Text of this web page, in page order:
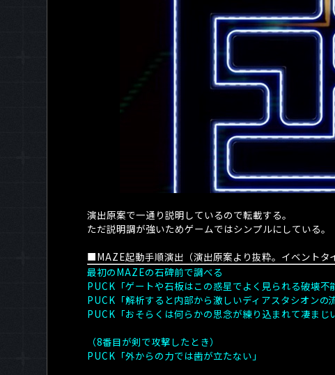
演出原案で一通り説明しているので転載する。
ただ説明調が強いためゲームではシンプルにしている。
■MAZE起動手順演出（演出原案より抜粋。イベントタ
最初のMAZEの石碑前で調べる
PUCK「ゲートや石板はこの惑星でよく見られる破壊不
PUCK「解析すると内部から激しいディアスタシオンの
PUCK「おそらくは何らかの思念が練り込まれて凄まじ
（8番目が剣で攻撃したとき）
PUCK「外からの力では歯が立たない」